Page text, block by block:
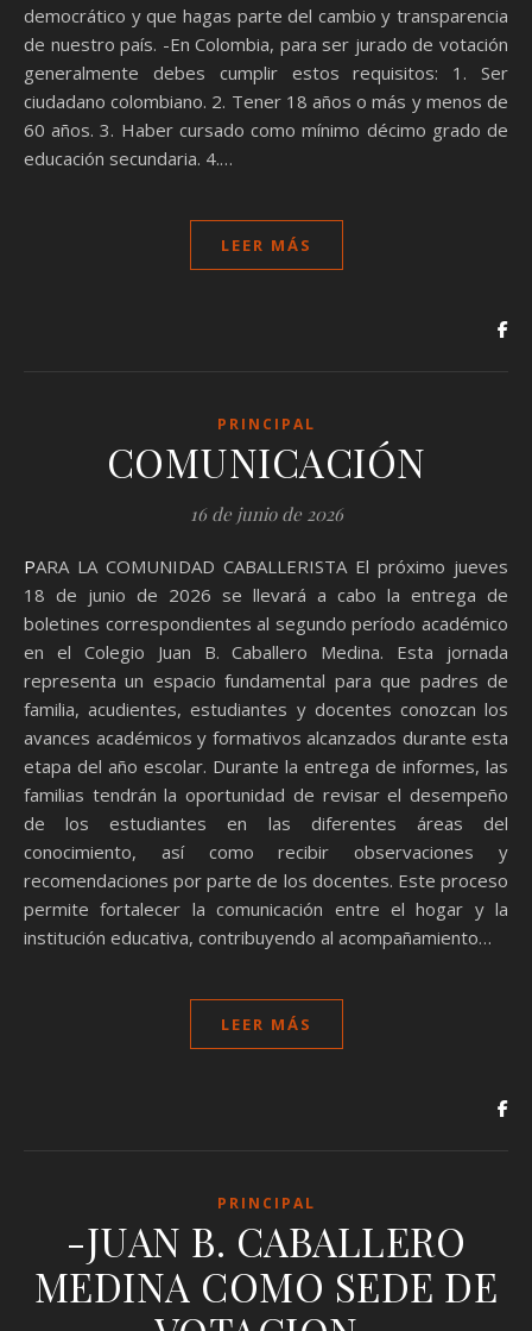
democrático y que hagas parte del cambio y transparencia
de nuestro país. -En Colombia, para ser jurado de votación
generalmente debes cumplir estos requisitos: 1. Ser
ciudadano colombiano. 2. Tener 18 años o más y menos de
60 años. 3. Haber cursado como mínimo décimo grado de
educación secundaria. 4.…
LEER MÁS
PRINCIPAL
COMUNICACIÓN
16 de junio de 2026
PARA LA COMUNIDAD CABALLERISTA El próximo jueves
18 de junio de 2026 se llevará a cabo la entrega de
boletines correspondientes al segundo período académico
en el Colegio Juan B. Caballero Medina. Esta jornada
representa un espacio fundamental para que padres de
familia, acudientes, estudiantes y docentes conozcan los
avances académicos y formativos alcanzados durante esta
etapa del año escolar. Durante la entrega de informes, las
familias tendrán la oportunidad de revisar el desempeño
de los estudiantes en las diferentes áreas del
conocimiento, así como recibir observaciones y
recomendaciones por parte de los docentes. Este proceso
permite fortalecer la comunicación entre el hogar y la
institución educativa, contribuyendo al acompañamiento…
LEER MÁS
PRINCIPAL
-JUAN B. CABALLERO
MEDINA COMO SEDE DE